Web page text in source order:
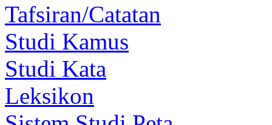
Tafsiran/Catatan
Studi Kamus
Studi Kata
Leksikon